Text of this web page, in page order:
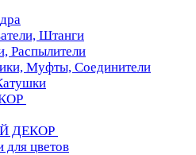
Штанги
Распылители
Муфты, Соединители
ДЕКОР
для цветов